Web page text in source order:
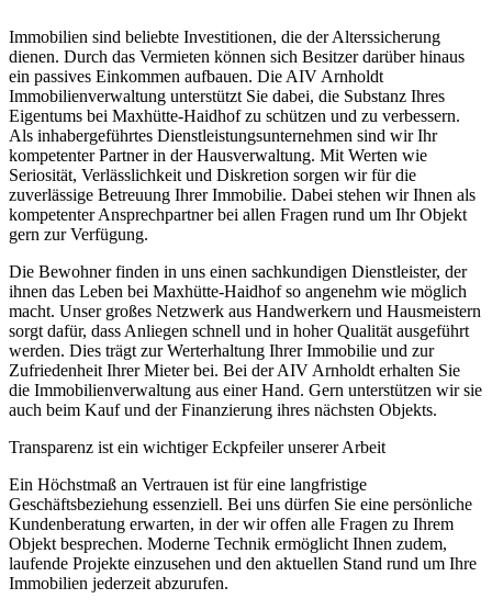
Immobilien sind beliebte Investitionen, die der Alterssicherung
dienen. Durch das Vermieten können sich Besitzer darüber hinaus
ein passives Einkommen aufbauen. Die AIV Arnholdt
Immobilienverwaltung unterstützt Sie dabei, die Substanz Ihres
Eigentums bei Maxhütte-Haidhof zu schützen und zu verbessern.
Als inhabergeführtes Dienstleistungsunternehmen sind wir Ihr
kompetenter Partner in der Hausverwaltung. Mit Werten wie
Seriosität, Verlässlichkeit und Diskretion sorgen wir für die
zuverlässige Betreuung Ihrer Immobilie. Dabei stehen wir Ihnen als
kompetenter Ansprechpartner bei allen Fragen rund um Ihr Objekt
gern zur Verfügung.
Die Bewohner finden in uns einen sachkundigen Dienstleister, der
ihnen das Leben bei Maxhütte-Haidhof so angenehm wie möglich
macht. Unser großes Netzwerk aus Handwerkern und Hausmeistern
sorgt dafür, dass Anliegen schnell und in hoher Qualität ausgeführt
werden. Dies trägt zur Werterhaltung Ihrer Immobilie und zur
Zufriedenheit Ihrer Mieter bei. Bei der AIV Arnholdt erhalten Sie
die Immobilienverwaltung aus einer Hand. Gern unterstützen wir sie
auch beim Kauf und der Finanzierung ihres nächsten Objekts.
Transparenz ist ein wichtiger Eckpfeiler unserer Arbeit
Ein Höchstmaß an Vertrauen ist für eine langfristige
Geschäftsbeziehung essenziell. Bei uns dürfen Sie eine persönliche
Kundenberatung erwarten, in der wir offen alle Fragen zu Ihrem
Objekt besprechen. Moderne Technik ermöglicht Ihnen zudem,
laufende Projekte einzusehen und den aktuellen Stand rund um Ihre
Immobilien jederzeit abzurufen.